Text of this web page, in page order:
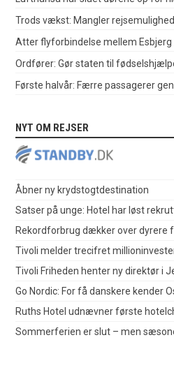
Trods vækst: Mangler
Atter flyforbindelse mellem Esbjerg
Ordfører: Gør staten til
Første halvår: Færre passagerer
NYT OM REJSER
Åbner ny krydstogtdestination
Satser på unge: Hotel har løst
Rekordforbrug dækker over dyrere
Tivoli melder trecifret
Tivoli Friheden henter ny direktør i
Go Nordic: For få danskere kender
Ruths Hotel udnævner første
Sommerferien er slut – men